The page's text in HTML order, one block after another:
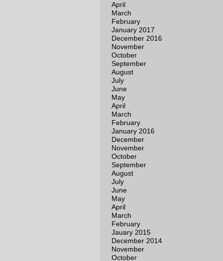
April
March
February
January 2017
December 2016
November
October
September
August
July
June
May
April
March
February
January 2016
December
November
October
September
August
July
June
May
April
March
February
Jauary 2015
December 2014
November
October